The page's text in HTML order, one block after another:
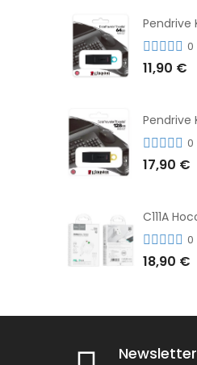
0
11,90 €
0
17,90 €
0
18,90 €
Newsletter